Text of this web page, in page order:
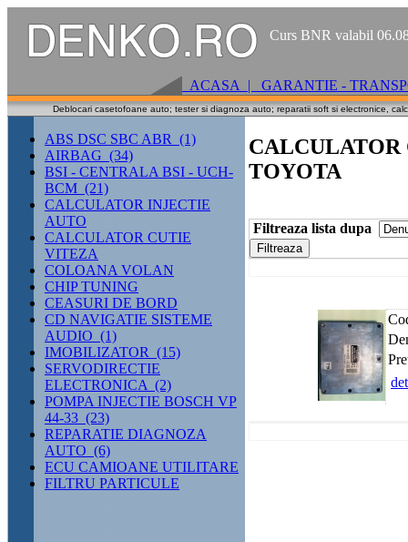
Curs BNR valabil
ACASA | GARANTIE -
Deblocari casetofoane auto; tester si diagnoza auto; reparatii soft si electronice,
ABS DSC SBC ABR (1)
AIRBAG (34)
BSI - CENTRALA BSI - UCH-
BCM (21)
CALCULATOR INJECTIE
AUTO
CALCULATOR CUTIE
VITEZA
COLOANA VOLAN
CHIP TUNING
CEASURI DE BORD
CD NAVIGATIE SISTEME
AUDIO (1)
IMOBILIZATOR (15)
SERVODIRECTIE
ELECTRONICA (2)
POMPA INJECTIE BOSCH VP
44-33 (23)
REPARATIE DIAGNOZA
AUTO (6)
ECU CAMIOANE UTILITARE
FILTRU PARTICULE
TOYOTA
Filtreaza lista dupa